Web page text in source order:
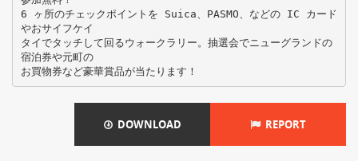
6 ヶ所のチェックポイントを Suica、PASMO、などの IC カード
やおサイフケイ
タイでタッチして回るウォークラリー。抽選会でニューグランドの
宿泊券や元町の
DOWNLOAD REPORT